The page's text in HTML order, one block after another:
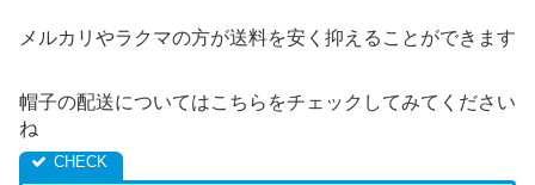
メルカリやラクマの方が送料を安く抑えることができます
帽子の配送についてはこちらをチェックしてみてください
ね